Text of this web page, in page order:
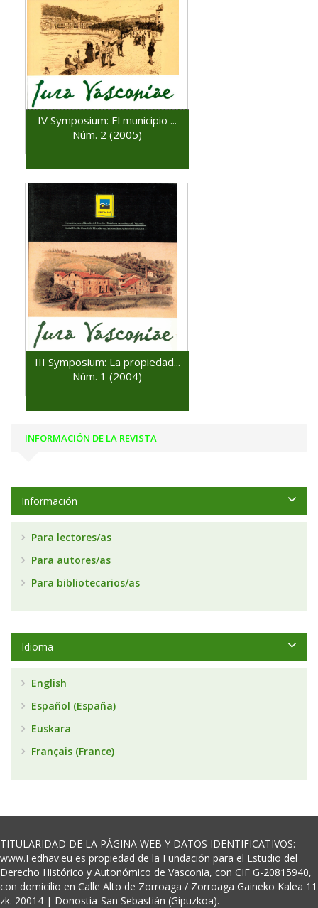
IV Symposium: El municipio ...
Núm. 2 (2005)
III Symposium: La propiedad...
Núm. 1 (2004)
INFORMACIÓN DE LA REVISTA
Información
Para lectores/as
Para autores/as
Para bibliotecarios/as
Idioma
English
Español (España)
Euskara
Français (France)
TITULARIDAD DE LA PÁGINA WEB Y DATOS IDENTIFICATIVOS:
www.Fedhav.eu es propiedad de la Fundación para el Estudio del
Derecho Histórico y Autonómico de Vasconia, con CIF G-20815940,
con domicilio en Calle Alto de Zorroaga / Zorroaga Gaineko Kalea 11
zk. 20014 | Donostia-San Sebastián (Gipuzkoa).